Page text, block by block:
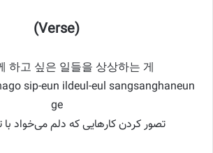
(Verse)
하고 싶은 일들을 상상하는 게
sip-eun ildeul-eul sangsanghaneun
ge
تصور کردن کارهایی که دلم می‌خواد با